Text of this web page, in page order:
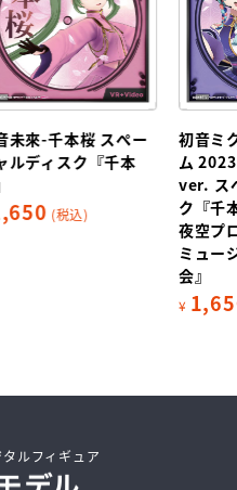
未來-千本桜 スぺー
ルディスク『千本
(税込)
初音ミ
ム
ver. ス
ク『千
夜空プ
ミュー
会』
¥
ルフィギュア